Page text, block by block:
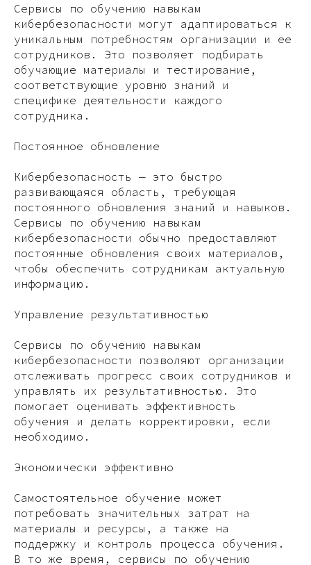
Сервисы по обучению навыкам
кибербезопасности могут адаптироваться к
уникальным потребностям организации и ее
сотрудников. Это позволяет подбирать
обучающие материалы и тестирование,
соответствующие уровню знаний и
специфике деятельности каждого
сотрудника.
Постоянное обновление
Кибербезопасность — это быстро
развивающаяся область, требующая
постоянного обновления знаний и навыков.
Сервисы по обучению навыкам
кибербезопасности обычно предоставляют
постоянные обновления своих материалов,
чтобы обеспечить сотрудникам актуальную
информацию.
Управление результативностью
Сервисы по обучению навыкам
кибербезопасности позволяют организации
отслеживать прогресс своих сотрудников и
управлять их результативностью. Это
помогает оценивать эффективность
обучения и делать корректировки, если
необходимо.
Экономически эффективно
Самостоятельное обучение может
потребовать значительных затрат на
материалы и ресурсы, а также на
поддержку и контроль процесса обучения.
В то же время, сервисы по обучению